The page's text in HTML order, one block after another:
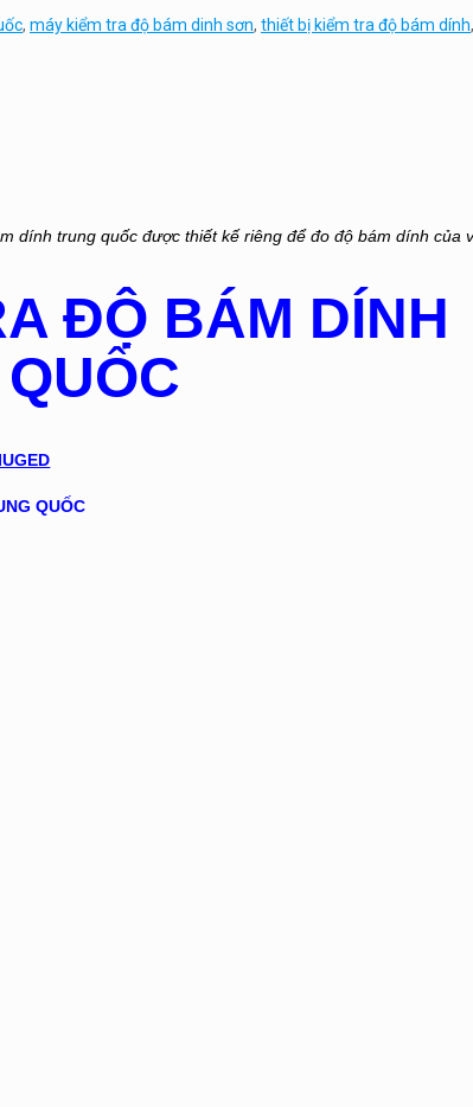
, máy kiểm tra độ bám dinh sơn, thiết bị kiểm tra độ bám dính,
dính trung quốc được thiết kế riêng để đo độ bám dính của
ĐỘ BÁM DÍNH
QUỐC